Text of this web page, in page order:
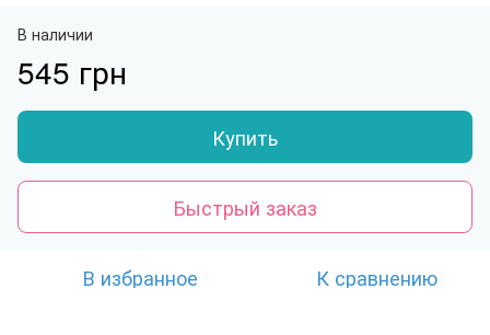
В наличии
545 грн
Купить
Быстрый заказ
В избранное К сравнению